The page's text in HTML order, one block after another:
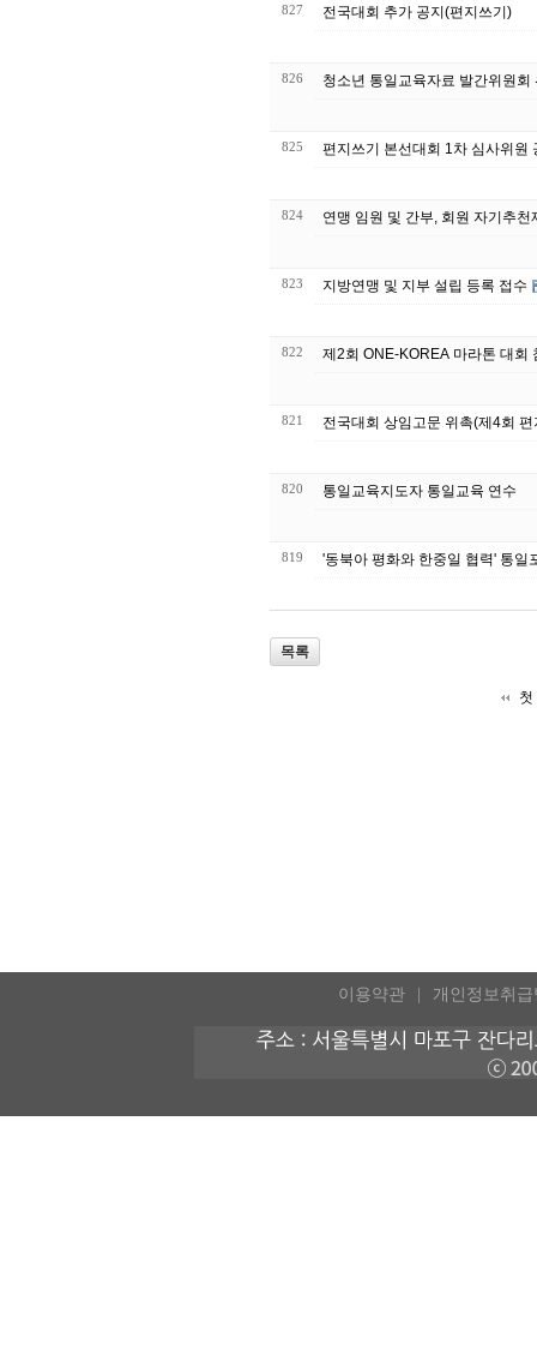
827 전국대회 추가 공지(편지쓰기)
826 청소년 통일교육자료 발간위원회
825 편지쓰기 본선대회 1차 심사위원
824 연맹 임원 및 간부, 회원 자기추천
823 지방연맹 및 지부 설립 등록 접수
822 제2회 ONE-KOREA 마라톤 대회
821 전국대회 상임고문 위촉(제4회
820 통일교육지도자 통일교육 연수
819 '동북아 평화와 한중일 협력' 통일
목록
첫
이용약관 개인정보취급